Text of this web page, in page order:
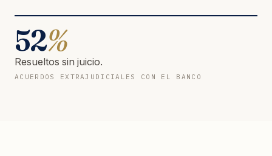
52%
Resueltos sin juicio.
ACUERDOS EXTRAJUDICIALES CON EL BANCO